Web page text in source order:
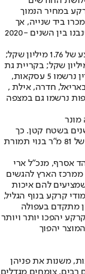
במחיר הנמוך
ביד שנייה, אך
נרשמו גם כ-10 עסקאות לרכישת קוטג'ים חדשים שנבנו בין השנים 2020-
בבאר שבע, לדוגמא, בוצעו 13 עסקאות במחיר ממוצע של 1.76 מיליון שקל;
בוצעו 6 עסקאות במחיר ממוצע של 1.82 מיליון שקל; בקריית גת
נרשמו 5 עסקאות במחיר של 1.97 מיליון שקל; בקצרין נרשמו 5 עסקאות,
בנתיבות - 3 עסקאות, באריאל, חדרה, אילת ,
נוספות נרשמו גם במצפה
מונר
בשטח קטן. כך
לדוגמא, בעיר רמלה נמכר קוטג' דו משפחתי בשטח של 81 מ"ר בנוי תמורת
אסרף, מנכ"ל ארי
ממרכז הארץ להגשים
להם איכות
קרקע בנוף הגליל,
מתקדם בעפולה
יהפכו יותר ויותר
יהפוך
משנות את פניהן